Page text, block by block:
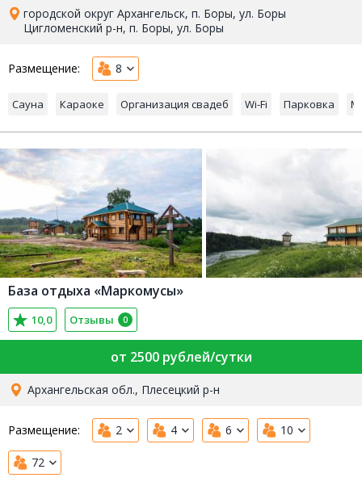
городской округ Архангельск, п. Боры, ул. Боры
Цигломенский р-н, п. Боры, ул. Боры
Размещение: 8
Сауна Караоке Организация свадеб Wi-Fi Парковка
База отдыха «Маркомусы»
10,0 Отзывы 0
от 2500 рублей/сутки
Архангельская обл., Плесецкий р-н
Размещение: 2 4 6 10
72